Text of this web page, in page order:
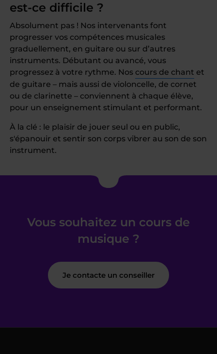
est-ce difficile ?
Absolument pas ! Nos intervenants font
progresser vos compétences musicales
graduellement, en guitare ou sur d’autres
instruments. Débutant ou avancé, vous
progressez à votre rythme. Nos cours de chant et
de guitare – mais aussi de violoncelle, de cornet
ou de clarinette – conviennent à chaque élève,
pour un enseignement stimulant et performant.
À la clé : le plaisir de jouer seul ou en public,
s'épanouir et sentir son corps vibrer au son de son
instrument.
Vous souhaitez un cours de
musique ?
Je contacte un conseiller